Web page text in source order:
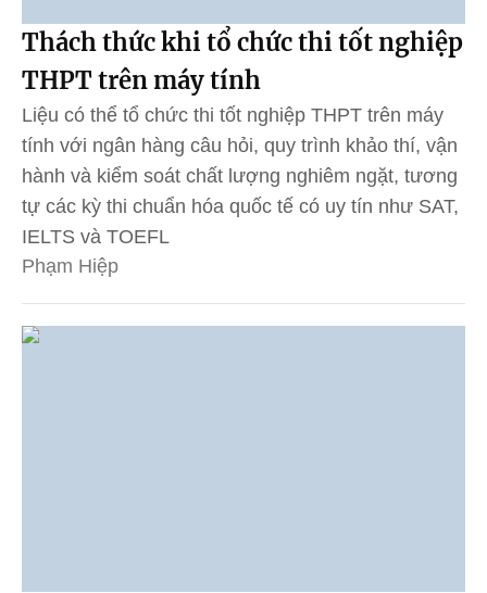
Thách thức khi tổ chức thi tốt nghiệp
THPT trên máy tính
Liệu có thể tổ chức thi tốt nghiệp THPT trên máy
tính với ngân hàng câu hỏi, quy trình khảo thí, vận
hành và kiểm soát chất lượng nghiêm ngặt, tương
tự các kỳ thi chuẩn hóa quốc tế có uy tín như SAT,
IELTS và TOEFL
Phạm Hiệp